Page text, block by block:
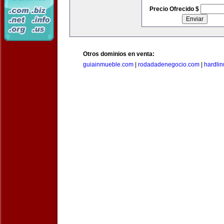
Precio Ofrecido $
Otros dominios en venta:
guiainmueble.com
rodadadenegocio.com